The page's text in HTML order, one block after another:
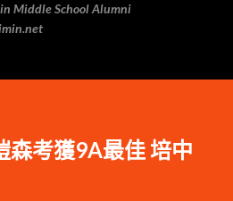
Middle School Alumni
森考獲9A最佳 培中